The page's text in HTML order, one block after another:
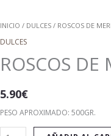
INICIO / DULCES/ ROSCOS DE
DULCES
ROSCOS DE
5.90€
PESO APROXIMADO: 500GR.
ROSCOS
DE
CANTIDAD